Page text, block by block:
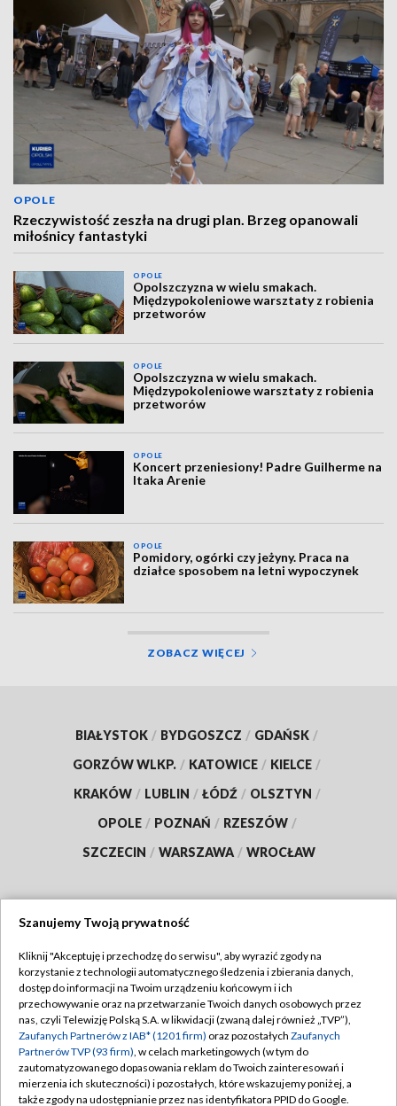
OPOLE
Rzeczywistość zeszła na drugi plan. Brzeg opanowali
miłośnicy fantastyki
OPOLE
Opolszczyzna w wielu smakach.
Międzypokoleniowe warsztaty z robienia
przetworów
OPOLE
Opolszczyzna w wielu smakach.
Międzypokoleniowe warsztaty z robienia
przetworów
OPOLE
Koncert przeniesiony! Padre Guilherme na
Itaka Arenie
OPOLE
Pomidory, ogórki czy jeżyny. Praca na
działce sposobem na letni wypoczynek
ZOBACZ WIĘCEJ
BIAŁYSTOK / BYDGOSZCZ / GDAŃSK /
GORZÓW WLKP. / KATOWICE / KIELCE /
KRAKÓW / LUBLIN / ŁÓDŹ / OLSZTYN /
OPOLE / POZNAŃ / RZESZÓW /
SZCZECIN / WARSZAWA / WROCŁAW
TVP
Abonament TVP
Emisja w TVP
Centrum informacji TVP
Naziemna Telewizja Cyfrowa
Regulamin TVP
Polityka prywatności
Moje zgody
Pomoc
Szanujemy Twoją prywatność
Kliknij "Akceptuję i przechodzę do serwisu", aby wyrazić zgody na
korzystanie z technologii automatycznego śledzenia i zbierania danych,
dostęp do informacji na Twoim urządzeniu końcowym i ich
przechowywanie oraz na przetwarzanie Twoich danych osobowych przez
nas, czyli Telewizję Polską S.A. w likwidacji (zwaną dalej również „TVP”),
Zaufanych Partnerów z IAB* (1201 firm) oraz pozostałych Zaufanych
Partnerów TVP (93 firm), w celach marketingowych (w tym do
zautomatyzowanego dopasowania reklam do Twoich zainteresowań i
mierzenia ich skuteczności) i pozostałych, które wskazujemy poniżej, a
także zgody na udostępnianie przez nas identyfikatora PPID do Google.